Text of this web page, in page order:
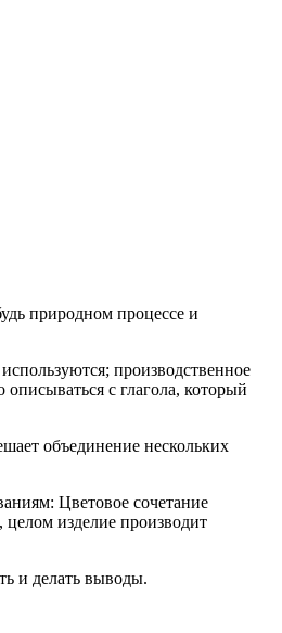
природном процессе и
производственное
с глагола, который
объединение нескольких
Цветовое сочетание
изделие производит
и делать выводы.